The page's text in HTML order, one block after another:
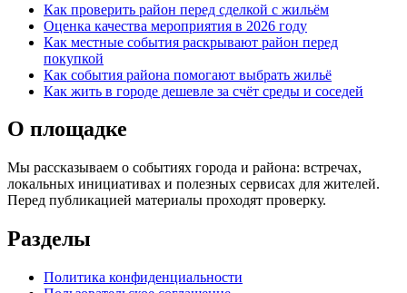
Как проверить район перед сделкой с жильём
Оценка качества мероприятия в 2026 году
Как местные события раскрывают район перед
покупкой
Как события района помогают выбрать жильё
Как жить в городе дешевле за счёт среды и соседей
О площадке
Мы рассказываем о событиях города и района: встречах,
локальных инициативах и полезных сервисах для жителей.
Перед публикацией материалы проходят проверку.
Разделы
Политика конфиденциальности